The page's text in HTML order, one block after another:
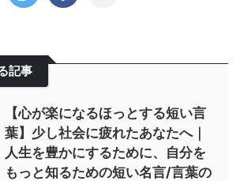
記事
【心が楽になるほっとする短い言
葉】少し社会に疲れたあなたへ｜
人生を豊かにするために、自分を
もっと知るための短い名言/言葉の